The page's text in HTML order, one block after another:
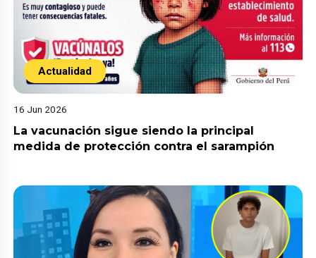
Actualidad
16 Jun 2026
La vacunación sigue siendo la principal
medida de protección contra el sarampión